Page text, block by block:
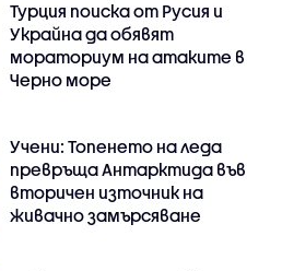
Турция поиска от Русия и
Украйна да обявят
мораториум на атаките в
Черно море
Учени: Топенето на леда
превръща Антарктида във
вторичен източник на
живачно замърсяване